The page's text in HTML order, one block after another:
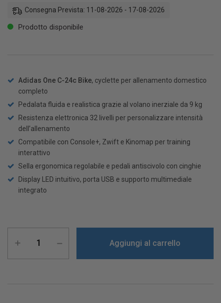
Consegna Prevista: 11-08-2026 - 17-08-2026
Prodotto disponibile
Adidas One C-24c Bike, cyclette per allenamento domestico
completo
Pedalata fluida e realistica grazie al volano inerziale da 9 kg
Resistenza elettronica 32 livelli per personalizzare intensità
dell’allenamento
Compatibile con Console+, Zwift e Kinomap per training
interattivo
Sella ergonomica regolabile e pedali antiscivolo con cinghie
Display LED intuitivo, porta USB e supporto multimediale
integrato
Aggiungi al carrello